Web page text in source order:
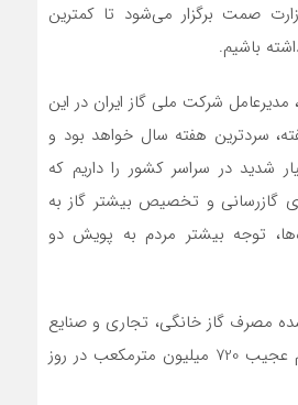
صمت برگزار می‌شود تا کمترین
باشیم.
شرکت ملی گاز ایران در این
سردترین هفته سال خواهد بود و
شدید در سراسر کشور را داریم که
گازرسانی و تخصیص بیشتر گاز به
توجه بیشتر مردم به پویش دو
مصرف گاز خانگی، تجاری و صنایع
جز در این هفته به رقم عجیب 720 میلیون مترمکعب در روز